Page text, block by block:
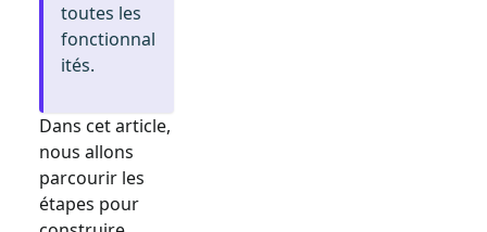
toutes les
fonctionnal
ités.
Dans cet article,
nous allons
parcourir les
étapes pour